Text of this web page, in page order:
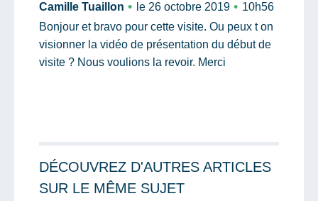
Message
Camille Tuaillon le 26 octobre 2019
10h56
Bonjour et bravo pour cette visite. Ou peux t on
visionner la vidéo de présentation du début de
visite ? Nous voulions la revoir. Merci
DÉCOUVREZ D'AUTRES ARTICLES
SUR LE MÊME SUJET